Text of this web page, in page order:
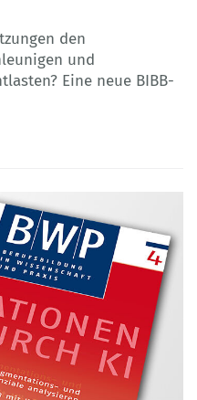
den
und
Eine neue BIBB-